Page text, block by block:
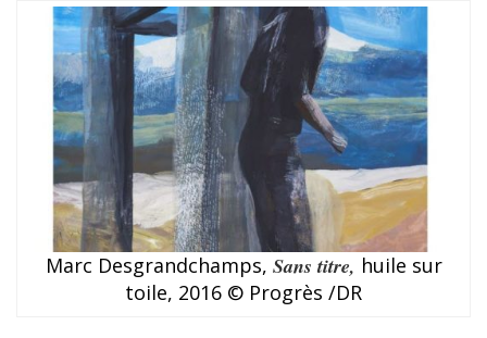
Marc Desgrandchamps, Sans titre, huile sur
toile, 2016 © Progrès /DR